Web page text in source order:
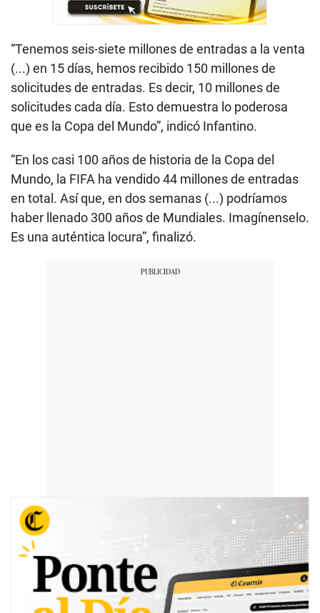
“Tenemos seis-siete millones de entradas a la venta
(...) en 15 días, hemos recibido 150 millones de
solicitudes de entradas. Es decir, 10 millones de
solicitudes cada día. Esto demuestra lo poderosa
que es la Copa del Mundo”, indicó Infantino.
“En los casi 100 años de historia de la Copa del
Mundo, la FIFA ha vendido 44 millones de entradas
en total. Así que, en dos semanas (...) podríamos
haber llenado 300 años de Mundiales. Imagínenselo.
Es una auténtica locura”, finalizó.